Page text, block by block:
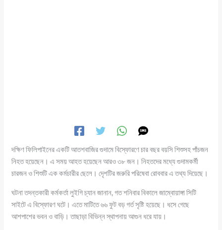
দক্ষিণ ফিলিপাইনের একটি আতশবাজির গুদামে বিস্ফোরণে চার বছর বয়সি শিশুসহ পাঁচজন
নিহত হয়েছেন। এ সময় আহত হয়েছেন আরও ৩৮ জন। নিহতদের মধ্যে গুদামকর্মী
চারজন ও শিশুটি এক কর্মচারীর ছেলে। দেৃশটির জরুরি পরিষেবা রোববার এ তথ্য দিয়েছে।
ঘটনা তদন্তকারী কর্মকর্তা লুইগি চ্যান জানান, গত শনিবার বিকালে জাম্বোয়াঙ্গা সিটি
সাইটে এ বিস্ফোরণ ঘটে। এতে মাটিতে ৬৬ ফুট বড় গর্ত সৃষ্টি হয়েছে। ধসে গেছে
আশপাশের ভবন ও বাড়ি। তাছাড়া বিভিন্ন স্থাপনায় আগুন ধরে যায়।